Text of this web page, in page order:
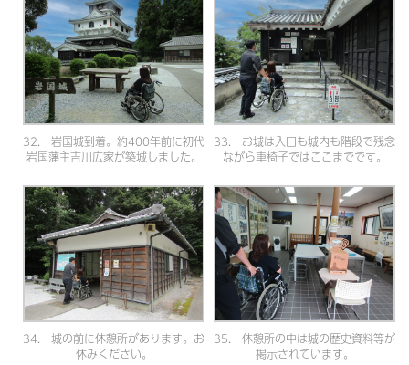
32. 岩国城到着。約400年前に初代
岩国藩主吉川広家が築城しました。
33. お城は入口も城内も階段で残念
ながら車椅子ではここまでです。
34. 城の前に休憩所があります。お
休みください。
35. 休憩所の中は城の歴史資料等が
掲示されています。